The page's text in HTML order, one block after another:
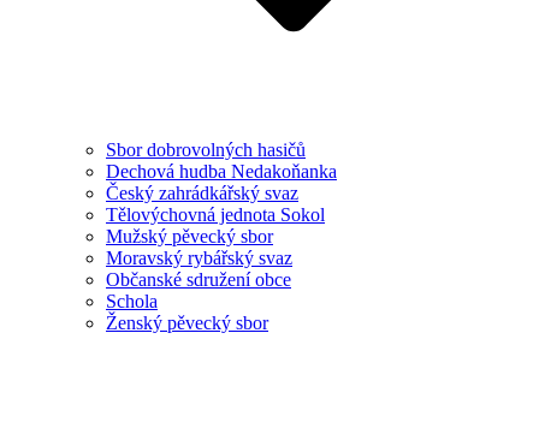
Sbor dobrovolných hasičů
Dechová hudba Nedakoňanka
Český zahrádkářský svaz
Tělovýchovná jednota Sokol
Mužský pěvecký sbor
Moravský rybářský svaz
Občanské sdružení obce
Schola
Ženský pěvecký sbor